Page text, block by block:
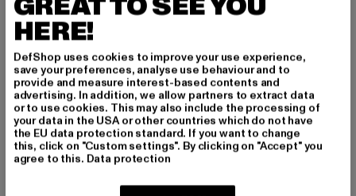
Wenn du auf der Suche nach einer robusten Strickjacke bist,
die auch für Outdoor-Abenteuer geeignet ist, sind
Dickiesdie perfekten Marken für dich. Diese Strickjacken sind
langlebig und passen ideal zu einem sportlich-urbanen Style.
Def und Amstaff: Gute Qualität zum fairen Preis
DefundAmstaffbieten hochwertige Strickjacken zu
erschwinglichen Preisen. Diese Modelle sind ideal für den
Alltag und bieten dir eine tolle Kombination aus Qualität und
HERE!
DefShop uses cookies to improve your use experience,
save your preferences, analyse use behaviour and to
provide and measure interest-based contents and
advertising. In addition, we allow partners to extract data
or to use cookies. This may also include the processing of
your data in the USA or other countries which do not have
the EU data protection standard. If you want to change
this, click on "Custom settings". By clicking on "Accept" you
agree to this. Data protection